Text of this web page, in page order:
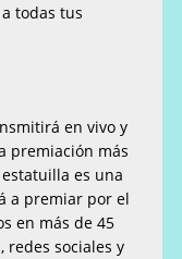
todas tus
en vivo y
premiación más
es una
a premiar por el
en más de 45
redes sociales y